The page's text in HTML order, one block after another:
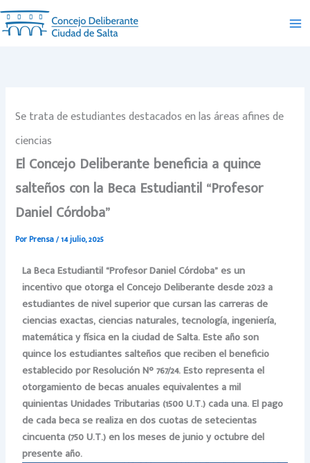
Ir
al
contenido
Se trata de estudiantes destacados en las áreas afines de
ciencias
El Concejo Deliberante beneficia a quince
salteños con la Beca Estudiantil “Profesor
Daniel Córdoba”
PorPrensa/14 julio, 2025
La Beca Estudiantil “Profesor Daniel Córdoba” es un
incentivo que otorga el Concejo Deliberante desde 2023 a
estudiantes de nivel superior que cursan las carreras de
ciencias exactas, ciencias naturales, tecnología, ingeniería,
matemática y física en la ciudad de Salta. Este año son
quince los estudiantes salteños que reciben el beneficio
establecido por Resolución N° 767/24. Esto representa el
otorgamiento de becas anuales equivalentes a mil
quinientas Unidades Tributarias (1500 U.T.) cada una. El pago
de cada beca se realiza en dos cuotas de setecientas
cincuenta (750 U.T.) en los meses de junio y octubre del
presente año.